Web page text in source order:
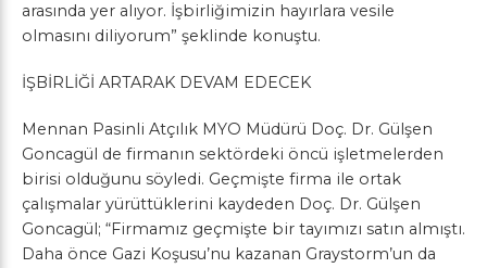
arasında yer alıyor. İşbirliğimizin hayırlara vesile
olmasını diliyorum” şeklinde konuştu.
İŞBİRLİĞİ ARTARAK DEVAM EDECEK
Mennan Pasinli Atçılık MYO Müdürü Doç. Dr. Gülşen
Goncagül de firmanın sektördeki öncü işletmelerden
birisi olduğunu söyledi. Geçmişte firma ile ortak
çalışmalar yürüttüklerini kaydeden Doç. Dr. Gülşen
Goncagül; “Firmamız geçmişte bir tayımızı satın almıştı.
Daha önce Gazi Koşusu’nu kazanan Graystorm’un da